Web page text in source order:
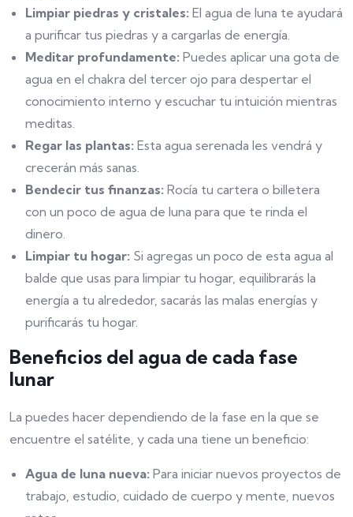
Limpiar piedras y cristales: El agua de luna te ayudará
a purificar tus piedras y a cargarlas de energía.
Meditar profundamente: Puedes aplicar una gota de
agua en el chakra del tercer ojo para despertar el
conocimiento interno y escuchar tu intuición mientras
meditas.
Regar las plantas: Esta agua serenada les vendrá y
crecerán más sanas.
Bendecir tus finanzas: Rocía tu cartera o billetera
con un poco de agua de luna para que te rinda el
dinero.
Limpiar tu hogar: Si agregas un poco de esta agua al
balde que usas para limpiar tu hogar, equilibrarás la
energía a tu alrededor, sacarás las malas energías y
purificarás tu hogar.
Beneficios del agua de cada fase
lunar
La puedes hacer dependiendo de la fase en la que se
encuentre el satélite, y cada una tiene un beneficio:
Agua de luna nueva: Para iniciar nuevos proyectos de
trabajo, estudio, cuidado de cuerpo y mente, nuevos